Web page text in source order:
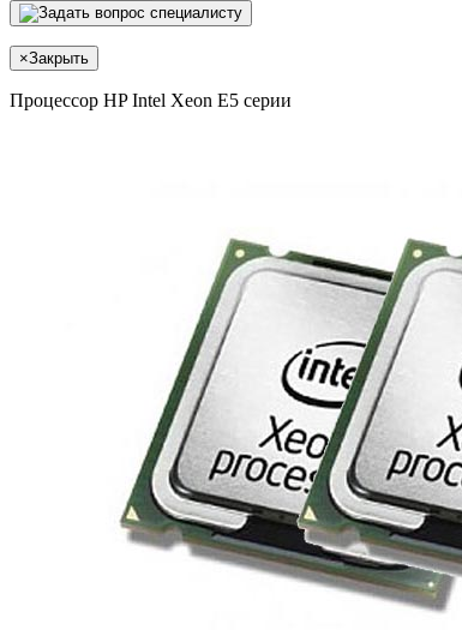
×Закрыть
Процессор HP Intel Xeon E5 серии